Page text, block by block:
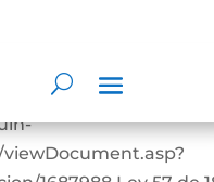
Política de